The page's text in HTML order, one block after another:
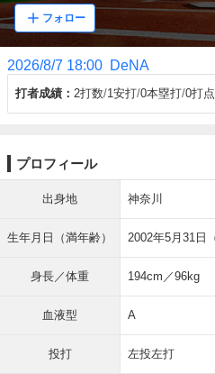
フォロー
2026/8/7 18:00 DeNA
打者成績 2打数 1安打 0本塁打 0打点
プロフィール
出身地 神奈川
生年月日（満年齢） 2002年5月31日
身長／体重 194cm／96kg
血液型 A
投打 左投左打